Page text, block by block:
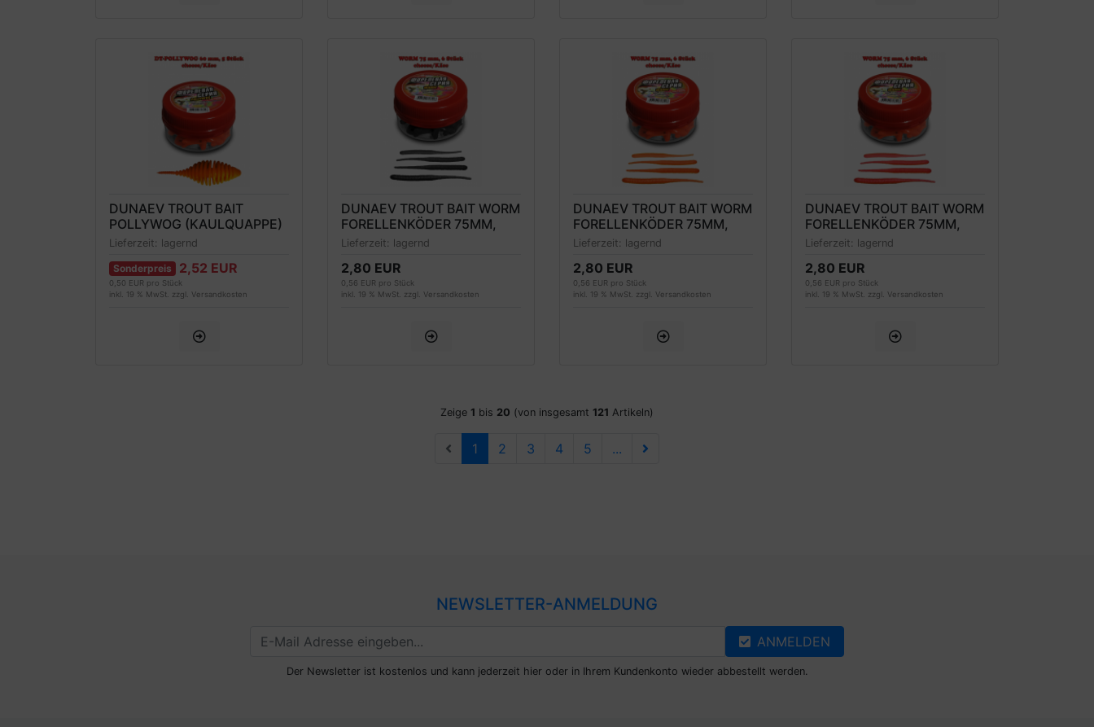
DUNAEV TROUT BAIT
POLLYWOG (KAULQUAPPE)
FORELLENKÖDER 60MM,
ROT, KÄSEDUFT
Lieferzeit: lagernd
Sonderpreis 2,52 EUR
0,50 EUR pro Stück
inkl. 19 % MwSt. zzgl. Versandkosten
DUNAEV TROUT BAIT WORM
FORELLENKÖDER 75MM,
SCHWARZ, KÄSEDUFT
Lieferzeit: lagernd
2,80 EUR
0,56 EUR pro Stück
inkl. 19 % MwSt. zzgl. Versandkosten
DUNAEV TROUT BAIT WORM
FORELLENKÖDER 75MM,
ORANGE, KÄSEDUFT
Lieferzeit: lagernd
2,80 EUR
0,56 EUR pro Stück
inkl. 19 % MwSt. zzgl. Versandkosten
DUNAEV TROUT BAIT WORM
FORELLENKÖDER 75MM,
ROT, KÄSEDUFT
Lieferzeit: lagernd
2,80 EUR
0,56 EUR pro Stück
inkl. 19 % MwSt. zzgl. Versandkosten
Zeige 1 bis 20 (von insgesamt 121 Artikeln)
1 2 3 4 5 ...
NEWSLETTER-ANMELDUNG
ANMELDEN
Der Newsletter ist kostenlos und kann jederzeit hier oder in Ihrem Kundenkonto wieder abbestellt werden.